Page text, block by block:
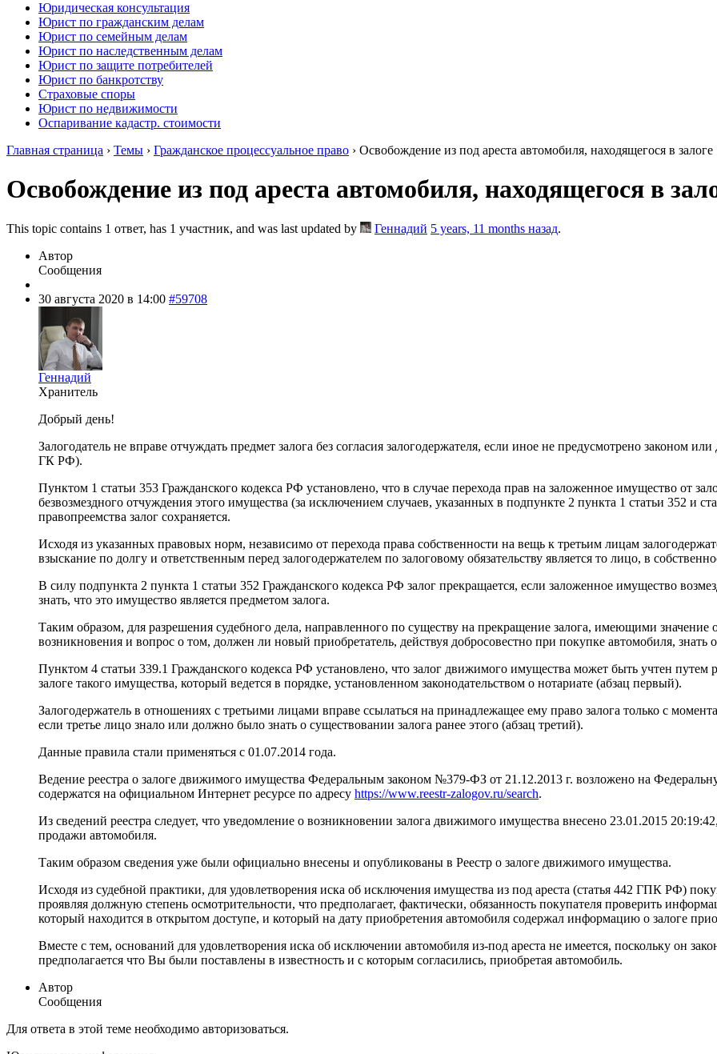
Юридическая консультация
Юрист по гражданским делам
Юрист по семейным делам
Юрист по наследственным делам
Юрист по защите потребителей
Юрист по банкротству
Страховые споры
Юрист по недвижимости
Оспаривание кадастр. стоимости
Главная страница › Темы › Гражданское процессуальное право › Освобождение из под ареста автомобиля, находящегося в залоге
Освобождение из под ареста автомобиля, находящегося в
This topic contains 1 ответ, has 1 участник, and was last updated by Геннадий 5 years, 11 months назад.
Автор
Сообщения
30 августа 2020 в 14:00 #59708
Геннадий
Хранитель
Добрый день!
Залогодатель не вправе отчуждать предмет залога без согласия залогодержателя, если иное не предусмотрено законом
ГК РФ).
Пунктом 1 статьи 353 Гражданского кодекса РФ установлено, что в случае перехода прав на заложенное имущество от
безвозмездного отчуждения этого имущества (за исключением случаев, указанных в подпункте 2 пункта 1 статьи 352 и
правопреемства залог сохраняется.
Исходя из указанных правовых норм, независимо от перехода права собственности на вещь к третьим лицам
взыскание по долгу и ответственным перед залогодержателем по залоговому обязательству является то лицо, в
В силу подпункта 2 пункта 1 статьи 352 Гражданского кодекса РФ залог прекращается, если заложенное имущество
знать, что это имущество является предметом залога.
Таким образом, для разрешения судебного дела, направленного по существу на прекращение залога, имеющими значение
возникновения и вопрос о том, должен ли новый приобретатель, действуя добросовестно при покупке автомобиля, знать
Пунктом 4 статьи 339.1 Гражданского кодекса РФ установлено, что залог движимого имущества может быть учтен путем
залоге такого имущества, который ведется в порядке, установленном законодательством о нотариате (абзац первый).
Залогодержатель в отношениях с третьими лицами вправе ссылаться на принадлежащее ему право залога только с
если третье лицо знало или должно было знать о существовании залога ранее этого (абзац третий).
Данные правила стали применяться с 01.07.2014 года.
Ведение реестра о залоге движимого имущества Федеральным законом №379-ФЗ от 21.12.2013 г. возложено на
содержатся на официальном Интернет ресурсе по адресу https://www.reestr-zalogov.ru/search.
Из сведений реестра следует, что уведомление о возникновении залога движимого имущества внесено 23.01.2015
продажи автомобиля.
Таким образом сведения уже были официально внесены и опубликованы в Реестр о залоге движимого имущества.
Исходя из судебной практики, для удовлетворения иска об исключения имущества из под ареста (статья 442 ГПК РФ)
проявляя должную степень осмотрительности, что предполагает, фактически, обязанность покупателя проверить
который находится в открытом доступе, и который на дату приобретения автомобиля содержал информацию о залоге
Вместе с тем, оснований для удовлетворения иска об исключении автомобиля из-под ареста не имеется, поскольку он
предполагается что Вы были поставлены в известность и с которым согласились, приобретая автомобиль.
Автор
Сообщения
Для ответа в этой теме необходимо авторизоваться.